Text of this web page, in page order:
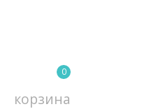
корзина
0